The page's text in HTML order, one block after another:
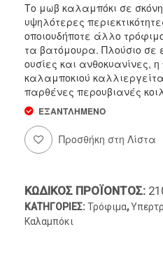
Snacks
Αρτοσκευάσματα
Ντελικατέσεν
Νιφάδες & Σπόροι Δημητριακών
Το μωβ καλαμπόκι σε
υψηλότερες
οποιουδήποτε άλλο
τα βατόμουρα. Πλούσιο σε
ουσίες και ανθοκυανίνες,
καλαμποκιού
παρθένες περουβιανές
ΕΞΑΝΤΛΗΜΈΝΟ
Προσθήκη στη Λίστα
ΚΩΔΙΚΌΣ ΠΡΟΪΌΝΤΟΣ:
ΚΑΤΗΓΟΡΊΕΣ:Τρόφιμα,
Καλαμπόκι